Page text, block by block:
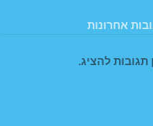
אחרונות
תגובות להציג.